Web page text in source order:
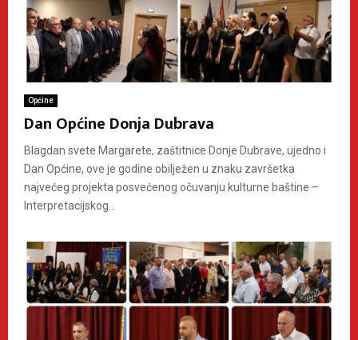
Općine
Dan Općine Donja Dubrava
Blagdan svete Margarete, zaštitnice Donje Dubrave, ujedno i
Dan Općine, ove je godine obilježen u znaku završetka
najvećeg projekta posvećenog očuvanju kulturne baštine –
Interpretacijskog...